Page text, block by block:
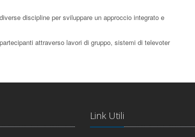
discipline per sviluppare un approccio integrato e
attraverso lavori di gruppo, sistemi di televoter
Link Utili